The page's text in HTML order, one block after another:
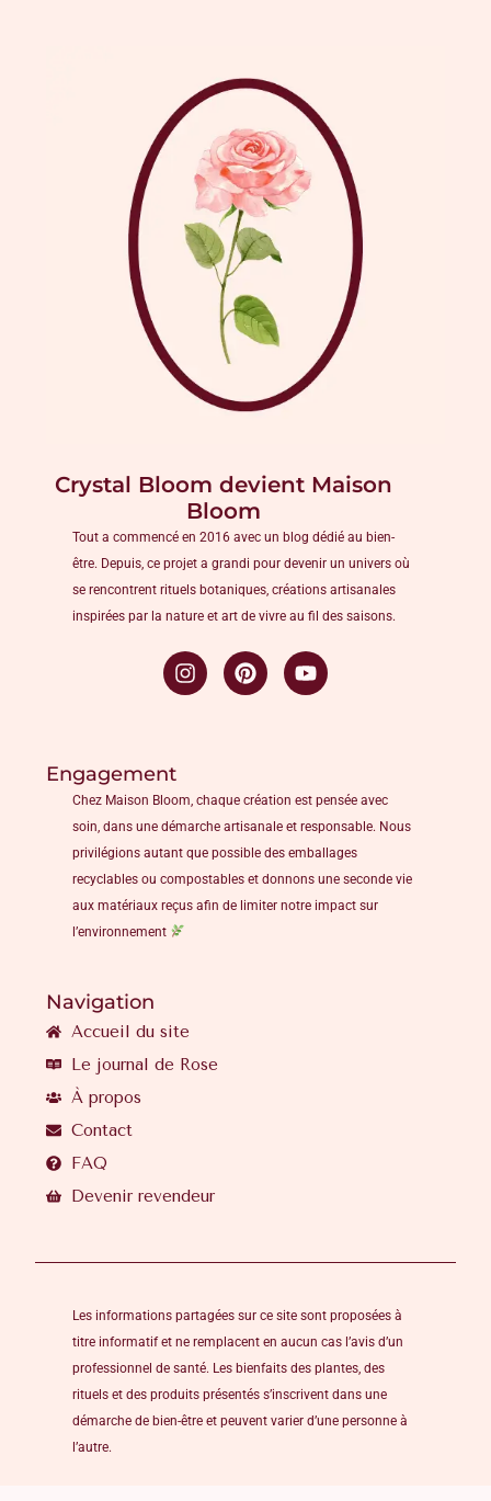
Crystal Bloom devient Maison
Bloom
Tout a commencé en 2016 avec un blog dédié au bien-
être. Depuis, ce projet a grandi pour devenir un univers où
se rencontrent rituels botaniques, créations artisanales
inspirées par la nature et art de vivre au fil des saisons.
Engagement
Chez Maison Bloom, chaque création est pensée avec
soin, dans une démarche artisanale et responsable. Nous
privilégions autant que possible des emballages
recyclables ou compostables et donnons une seconde vie
aux matériaux reçus afin de limiter notre impact sur
l’environnement
Navigation
Accueil du site
Le journal de Rose
À propos
Contact
FAQ
Devenir revendeur
Les informations partagées sur ce site sont proposées à
titre informatif et ne remplacent en aucun cas l’avis d’un
professionnel de santé. Les bienfaits des plantes, des
rituels et des produits présentés s’inscrivent dans une
démarche de bien-être et peuvent varier d’une personne à
l’autre.